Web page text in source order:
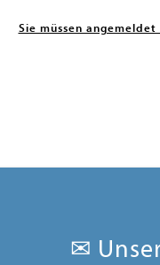
Sie müssen
✉